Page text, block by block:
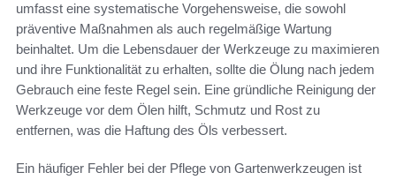
umfasst eine systematische Vorgehensweise, die sowohl
präventive Maßnahmen als auch regelmäßige Wartung
beinhaltet. Um die Lebensdauer der Werkzeuge zu maximieren
und ihre Funktionalität zu erhalten, sollte die Ölung nach jedem
Gebrauch eine feste Regel sein. Eine gründliche Reinigung der
Werkzeuge vor dem Ölen hilft, Schmutz und Rost zu
entfernen, was die Haftung des Öls verbessert.
Ein häufiger Fehler bei der Pflege von Gartenwerkzeugen ist